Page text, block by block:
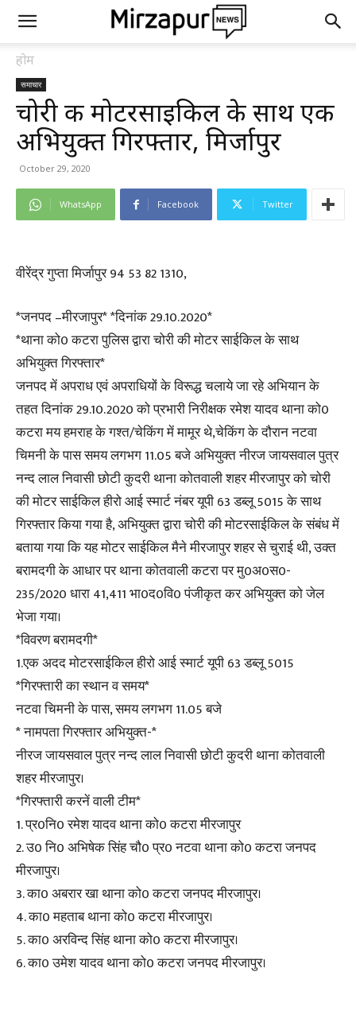
होम
समाचार
चोरी की मोटरसाइकिल के साथ एक
अभियुक्त गिरफ्तार, मिर्जापुर
October 29, 2020
WhatsApp Facebook Twitter
वीरेंद्र गुप्ता मिर्जापुर 94 53 82 1310,
*जनपद –मीरजापुर* *दिनांक 29.10.2020*
*थाना को0 कटरा पुलिस द्वारा चोरी की मोटर साईकिल के साथ
अभियुक्त गिरफ्तार*
जनपद में अपराध एवं अपराधियों के विरूद्ध चलाये जा रहे अभियान के
तहत दिनांक 29.10.2020 को प्रभारी निरीक्षक रमेश यादव थाना को0
कटरा मय हमराह के गश्त/चेकिंग में मामूर थे,चेकिंग के दौरान नटवा
चिमनी के पास समय लगभग 11.05 बजे अभियुक्त नीरज जायसवाल पुत्र
नन्द लाल निवासी छोटी कुदरी थाना कोतवाली शहर मीरजापुर को चोरी
की मोटर साईकिल हीरो आई स्मार्ट नंबर यूपी 63 डब्लू 5015 के साथ
गिरफ्तार किया गया है, अभियुक्त द्वारा चोरी की मोटरसाईकिल के संबंध में
बताया गया कि यह मोटर साईकिल मैने मीरजापुर शहर से चुराई थी, उक्त
बरामदगी के आधार पर थाना कोतवाली कटरा पर मु0अ0स0-
235/2020 धारा 41,411 भा0द0वि0 पंजीकृत कर अभियुक्त को जेल
भेजा गया।
*विवरण बरामदगी*
1.एक अदद मोटरसाईकिल हीरो आई स्मार्ट यूपी 63 डब्लू 5015
*गिरफ्तारी का स्थान व समय*
नटवा चिमनी के पास, समय लगभग 11.05 बजे
* नामपता गिरफ्तार अभियुक्त-*
नीरज जायसवाल पुत्र नन्द लाल निवासी छोटी कुदरी थाना कोतवाली
शहर मीरजापुर।
*गिरफ्तारी करनें वाली टीम*
1. प्र0नि0 रमेश यादव थाना को0 कटरा मीरजापुर
2. उ0 नि0 अभिषेक सिंह चौ0 प्र0 नटवा थाना को0 कटरा जनपद
मीरजापुर।
3. का0 अबरार खा थाना को0 कटरा जनपद मीरजापुर।
4. का0 महताब थाना को0 कटरा मीरजापुर।
5. का0 अरविन्द सिंह थाना को0 कटरा मीरजापुर।
6. का0 उमेश यादव थाना को0 कटरा जनपद मीरजापुर।